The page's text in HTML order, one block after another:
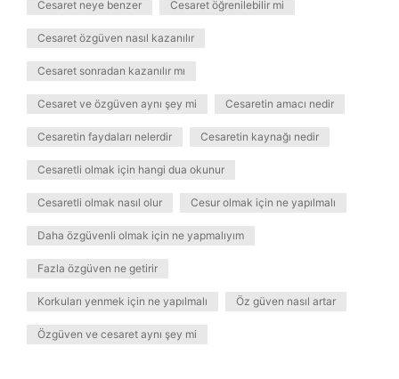
Cesaret neye benzer Cesaret öğrenilebilir mi
Cesaret özgüven nasıl kazanılır
Cesaret sonradan kazanılır mı
Cesaret ve özgüven aynı şey mi Cesaretin amacı nedir
Cesaretin faydaları nelerdir Cesaretin kaynağı nedir
Cesaretli olmak için hangi dua okunur
Cesaretli olmak nasıl olur Cesur olmak için ne yapılmalı
Daha özgüvenli olmak için ne yapmalıyım
Fazla özgüven ne getirir
Korkuları yenmek için ne yapılmalı Öz güven nasıl artar
Özgüven ve cesaret aynı şey mi